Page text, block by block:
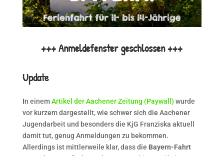
+++ Anmeldefenster geschlossen +++
Update
In einemArtikel der Aachener Zeitung (Paywall) wurde
vor kurzem dargestellt, wie schwer sich die Aachener
Jugendarbeit und besonders die KjG Franziska aktuell
damit tut, genug Anmeldungen zu bekommen.
Allerdings ist mittlerweile klar, dass die Bayern-Fahrt